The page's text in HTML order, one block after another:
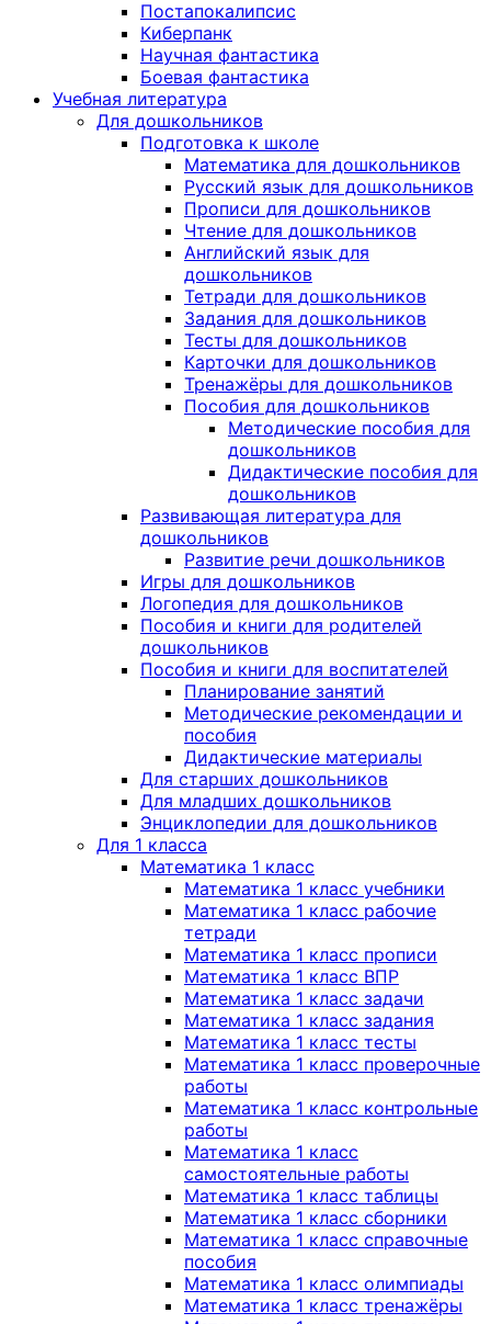
Постапокалипсис
Киберпанк
Научная фантастика
Боевая фантастика
Учебная литература
Для дошкольников
Подготовка к школе
Математика для дошкольников
Русский язык для дошкольников
Прописи для дошкольников
Чтение для дошкольников
Английский язык для
дошкольников
Тетради для дошкольников
Задания для дошкольников
Тесты для дошкольников
Карточки для дошкольников
Тренажёры для дошкольников
Пособия для дошкольников
Методические пособия для
дошкольников
Дидактические пособия для
дошкольников
Развивающая литература для
дошкольников
Развитие речи дошкольников
Игры для дошкольников
Логопедия для дошкольников
Пособия и книги для родителей
дошкольников
Пособия и книги для воспитателей
Планирование занятий
Методические рекомендации и
пособия
Дидактические материалы
Для старших дошкольников
Для младших дошкольников
Энциклопедии для дошкольников
Для 1 класса
Математика 1 класс
Математика 1 класс учебники
Математика 1 класс рабочие
тетради
Математика 1 класс прописи
Математика 1 класс ВПР
Математика 1 класс задачи
Математика 1 класс задания
Математика 1 класс тесты
Математика 1 класс проверочные
работы
Математика 1 класс контрольные
работы
Математика 1 класс
самостоятельные работы
Математика 1 класс таблицы
Математика 1 класс сборники
Математика 1 класс справочные
пособия
Математика 1 класс олимпиады
Математика 1 класс тренажёры